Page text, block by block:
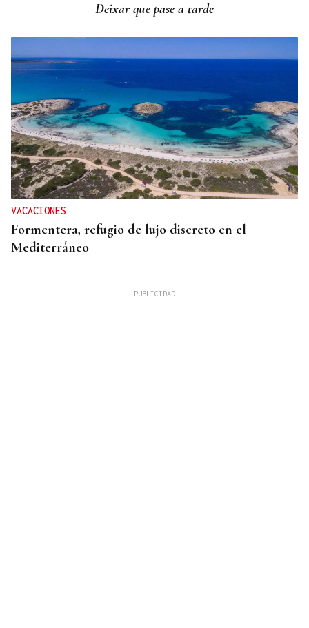
Deixar que pase a tarde
VACACIONES
Formentera, refugio de lujo discreto en el
Mediterráneo